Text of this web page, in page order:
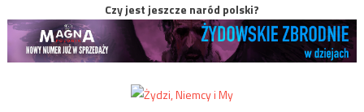
Czy jest jeszcze naród polski?